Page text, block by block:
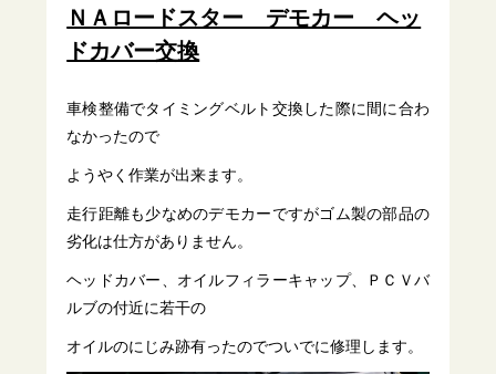
ＮＡロードスター デモカー ヘッ
ドカバー交換
車検整備でタイミングベルト交換した際に間に合わ
なかったので
ようやく作業が出来ます。
走行距離も少なめのデモカーですがゴム製の部品の
劣化は仕方がありません。
ヘッドカバー、オイルフィラーキャップ、ＰＣＶバ
ルブの付近に若干の
オイルのにじみ跡有ったのでついでに修理します。